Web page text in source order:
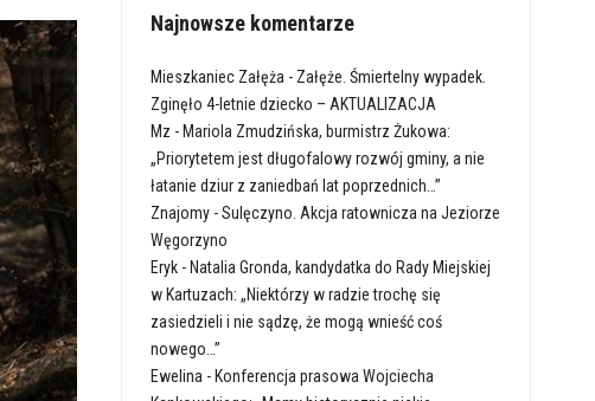
Najnowsze komentarze
Mieszkaniec Załęża - Załęże. Śmiertelny wypadek.
Zginęło 4-letnie dziecko – AKTUALIZACJA
Mz - Mariola Zmudzińska, burmistrz Żukowa:
„Priorytetem jest długofalowy rozwój gminy, a nie
łatanie dziur z zaniedbań lat poprzednich…”
Znajomy -Sulęczyno. Akcja ratownicza na Jeziorze
Węgorzyno
Eryk - Natalia Gronda, kandydatka do Rady Miejskiej
w Kartuzach: „Niektórzy w radzie trochę się
zasiedzieli i nie sądzę, że mogą wnieść coś
nowego…”
Ewelina - Konferencja prasowa Wojciecha